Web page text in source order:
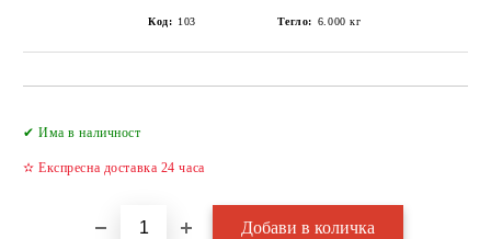
Код: 103 Тегло: 6.000 кг
✔ Има в наличност
✫ Експресна доставка 24 часа